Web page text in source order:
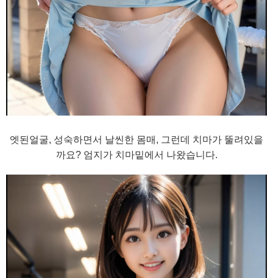
엣된얼굴, 성숙하면서 날씬한 몸매, 그런데 치마가 뚤려있을
까요? 엄지가 치마밑에서 나왔습니다.